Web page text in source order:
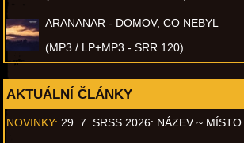
ARANANAR - DOMOV, CO NEBYL
(MP3 / LP+MP3 - SRR 120)
AKTUÁLNÍ ČLÁNKY
NOVINKY: 29. 7. SRSS 2026: NÁZEV ~ MÍSTO